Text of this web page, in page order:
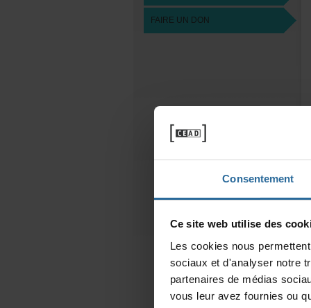
Consentement
FAIREUNDON